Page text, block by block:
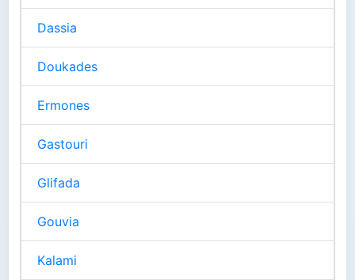
Dassia
Doukades
Ermones
Gastouri
Glifada
Gouvia
Kalami